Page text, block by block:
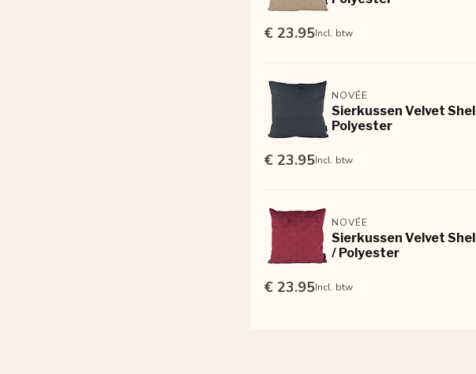
€ 23.95Incl. btw
NOVÉE
Sierkussen Velvet
Polyester
€ 23.95Incl. btw
NOVÉE
Sierkussen Velvet
/ Polyester
€ 23.95Incl. btw